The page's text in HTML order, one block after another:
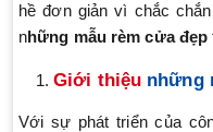
hề đơn giản vì chắc
những mẫu rèm cửa đẹp
Giới thiệu những
Với sự phát triển của